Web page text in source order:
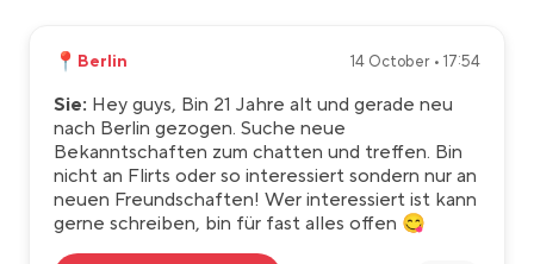
📍 Berlin 14 October • 17:54
Sie: Hey guys, Bin 21 Jahre alt und gerade neu
nach Berlin gezogen. Suche neue
Bekanntschaften zum chatten und treffen. Bin
nicht an Flirts oder so interessiert sondern nur an
neuen Freundschaften! Wer interessiert ist kann
gerne schreiben, bin für fast alles offen 😋